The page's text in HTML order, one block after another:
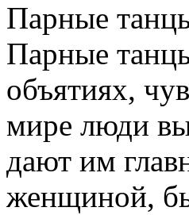
Парные
Парные
объятиях,
мире люди
дают им
женщиной,